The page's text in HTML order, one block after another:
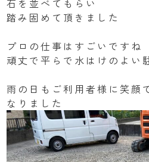
石を並べてもらい
踏み固めて頂きました
プロの仕事はすごいですね
頑丈で平らで水はけのよい
雨の日もご利用者様に笑顔
なりました